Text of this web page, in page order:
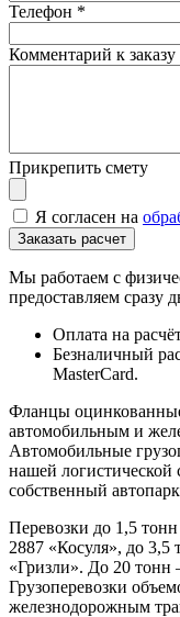
Телефон *
Комментарий к заказу
Прикрепить смету
Я согласен на
Мы работаем с
предоставляем сразу
Оплата на
Безналичный
MasterCard.
Фланцы
автомобильным и
Автомобильные
нашей
собственный
Перевозки до 1,5
2887 «Косуля», до
«Гризли». До 20
Грузоперевозки
железнодорожным